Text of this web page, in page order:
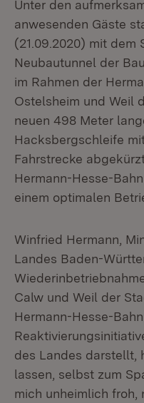
Unter den
anwesenden Gäste
(21.09.2020) mit dem
Neubautunnel der
im Rahmen der
Ostelsheim und Weil
neuen 498 Meter
Hacksbergschleife
Fahrstrecke
Hermann-Hesse-
einem optimalen
Winfried Hermann,
Landes Baden-
Calw und Weil der
Hermann-Hesse-
des Landes darstellt,
lassen, selbst zum
mich unheimlich froh,